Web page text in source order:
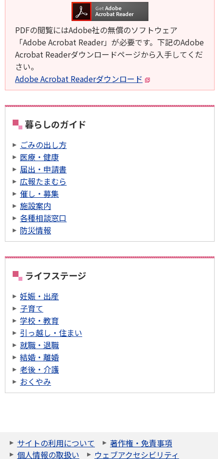
PDFの閲覧にはAdobe社の無償のソフトウェア
「Adobe Acrobat Reader」が必要です。下記のAdobe
Acrobat Readerダウンロードページから入手してくだ
さい。
Adobe Acrobat Readerダウンロード
暮らしのガイド
ごみの出し方
医療・健康
届出・申請書
広報たまむら
催し・募集
施設案内
各種相談窓口
防災情報
ライフステージ
妊娠・出産
子育て
学校・教育
引っ越し・住まい
就職・退職
結婚・離婚
老後・介護
おくやみ
サイトの利用について
著作権・免責事項
個人情報の取扱い
ウェブアクセシビリティ